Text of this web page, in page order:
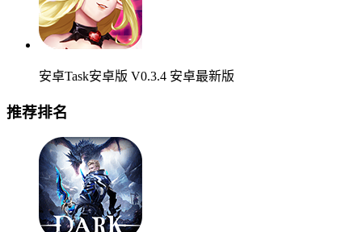
安卓Task安卓版 V0.3.4 安卓最新版
推荐排名